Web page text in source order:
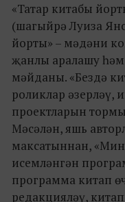
«Татар китабы
(шагыйрә Луиза
йорты» – мәдәни
җанлы аралашу
мәйданы. «Бездә
роликлар әзерләү,
проектларын
Мәсәлән, яшь
максатыннан,
исемләнгән
программа китап
редакцияләү,